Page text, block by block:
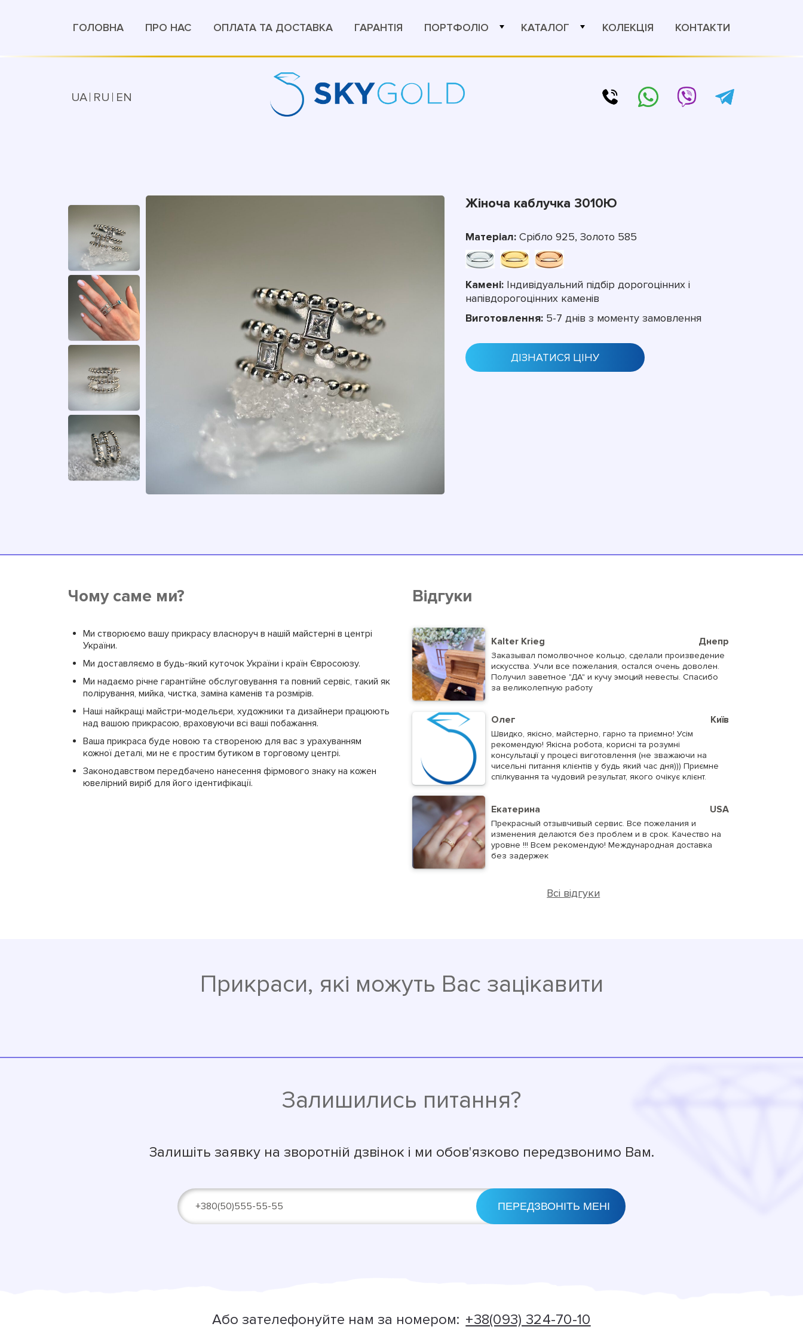
ГОЛОВНА ПРО НАС ОПЛАТА ТА ДОСТАВКА ГАРАНТІЯ ПОРТФОЛІО КАТАЛОГ КОЛЕКЦІЯ КОНТАКТИ
UA RU EN
Жіноча каблучка 3010Ю
Матеріал: Срібло 925, Золото 585
Камені: Індивідуальний підбір дорогоцінних і
напівдорогоцінних каменів
Виготовлення: 5-7 днів з моменту замовлення
ДІЗНАТИСЯ ЦІНУ
Чому саме ми?
Ми створюємо вашу прикрасу власноруч в нашій майстерні в центрі
України.
Ми доставляємо в будь-який куточок України і країн Євросоюзу.
Ми надаємо річне гарантійне обслуговування та повний сервіс, такий як
полірування, мийка, чистка, заміна каменів та розмірів.
Наші найкращі майстри-модельєри, художники та дизайнери працюють
над вашою прикрасою, враховуючи всі ваші побажання.
Ваша прикраса буде новою та створеною для вас з урахуванням
кожної деталі, ми не є простим бутиком в торговому центрі.
Законодавством передбачено нанесення фірмового знаку на кожен
ювелірний виріб для його ідентифікації.
Відгуки
Kalter Krieg Днепр
Заказывал помолвочное кольцо, сделали произведение
искусства. Учли все пожелания, остался очень доволен.
Получил заветное "ДА" и кучу эмоций невесты. Спасибо
за великолепную работу
Олег Київ
Швидко, якісно, майстерно, гарно та приємно! Усім
рекомендую! Якісна робота, корисні та розумні
консультації у процесі виготовлення (не зважаючи на
чисельні питання клієнтів у будь який час дня))) Приємне
спілкування та чудовий результат, якого очікує клієнт.
Екатерина USA
Прекрасный отзывчивый сервис. Все пожелания и
изменения делаются без проблем и в срок. Качество на
уровне !!! Всем рекомендую! Международная доставка
без задержек
Всі відгуки
Прикраси, які можуть Вас зацікавити
Залишились питання?
Залишіть заявку на зворотній дзвінок і ми обов'язково передзвонимо Вам.
Або зателефонуйте нам за номером: +38(093) 324-70-10